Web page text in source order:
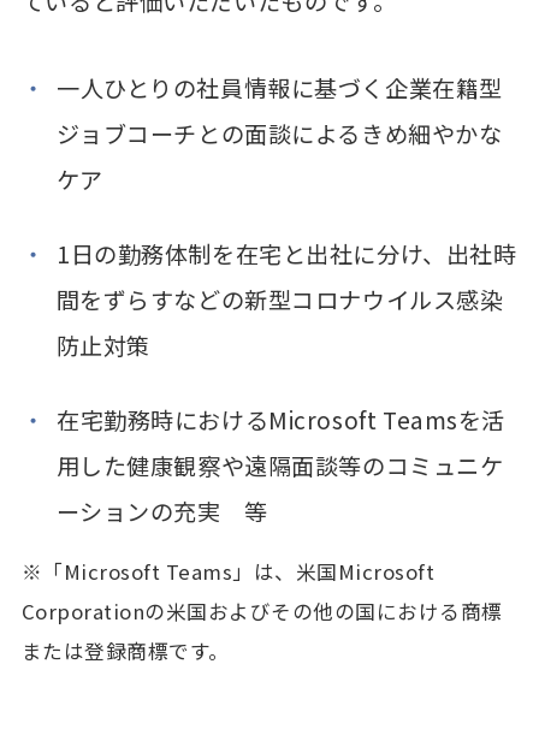
一人ひとりの社員情報に基づく企業在籍型
ジョブコーチとの面談によるきめ細やかな
ケア
1日の勤務体制を在宅と出社に分け、出社時
間をずらすなどの新型コロナウイルス感染
防止対策
在宅勤務時におけるMicrosoft Teamsを活
用した健康観察や遠隔面談等のコミュニケ
ーションの充実 等
※「Microsoft Teams」は、米国Microsoft
Corporationの米国およびその他の国における商標
または登録商標です。